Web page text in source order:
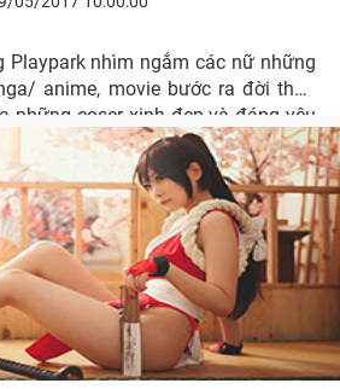
Playpark nhìm ngắm các nữ những
anime, movie bước ra đời thực
những coser xinh đẹp và đáng yêu